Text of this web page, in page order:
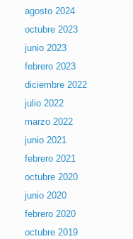
agosto 2024
octubre 2023
junio 2023
febrero 2023
diciembre 2022
julio 2022
marzo 2022
junio 2021
febrero 2021
octubre 2020
junio 2020
febrero 2020
octubre 2019